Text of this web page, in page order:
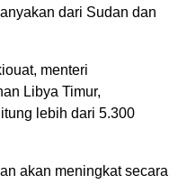
dari Sudan dan
menteri
Libya Timur,
lebih dari 5.300
akan meningkat secara